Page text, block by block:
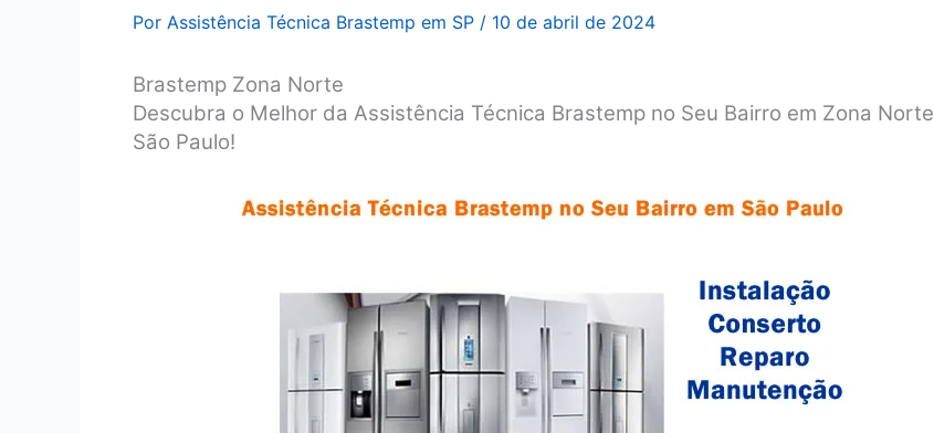
Por Assistência Técnica Brastemp em SP / 10 de abril de 2024
Brastemp Zona Norte
Descubra o Melhor da Assistência Técnica Brastemp no Seu Bairro em Zona Norte
São Paulo!